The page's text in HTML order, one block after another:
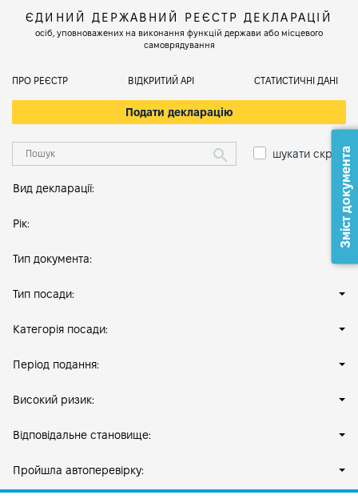
ЄДИНИЙ ДЕРЖАВНИЙ РЕЄСТР ДЕКЛАРАЦІЙ
осіб, уповноважених на виконання функцій держави або місцевого
самоврядування
ПРО РЕЄСТР ВІДКРИТИЙ АРІ СТАТИСТИЧНІ ДАНІ
Подати декларацію
шукати скрізь
Вид декларації:
Рік:
Тип документа:
Тип посади:
Категорія посади:
Період подання:
Високий ризик:
Відповідальне становище:
Пройшла автоперевірку:
Зміст документа